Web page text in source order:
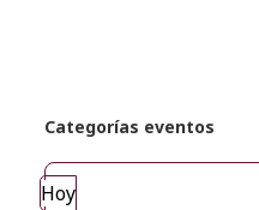
Categorías eventos
Hoy